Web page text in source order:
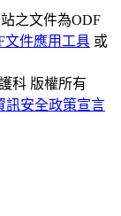
之文件為ODF
文件應用工具 或
科 版權所有
訊安全政策宣言